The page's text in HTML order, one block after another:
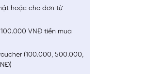
hoặc cho đơn từ
100.000 VNĐ tiền mua
(100.000, 500.000,